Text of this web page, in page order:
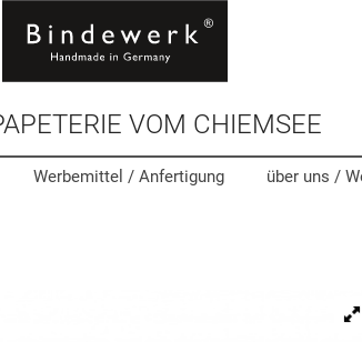
VOM CHIEMSEE
Werbemittel / Anfertigung über uns /